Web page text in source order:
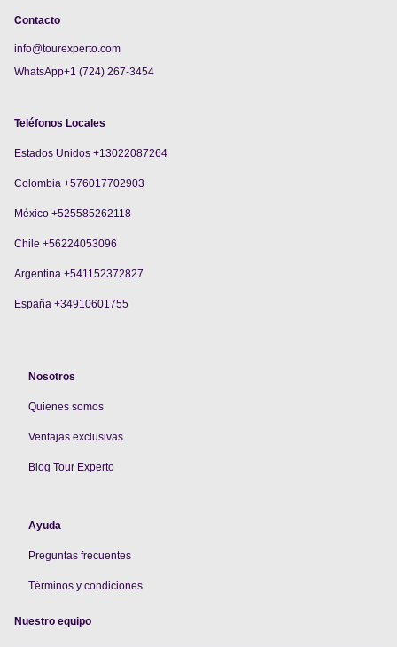
Contacto
info@tourexperto.com
WhatsApp+1 (724) 267-3454
Teléfonos Locales
Estados Unidos +13022087264
Colombia +576017702903
México +525585262118
Chile +56224053096
Argentina +541152372827
España +34910601755
Nosotros
Quienes somos
Ventajas exclusivas
Blog Tour Experto
Ayuda
Preguntas frecuentes
Términos y condiciones
Nuestro equipo